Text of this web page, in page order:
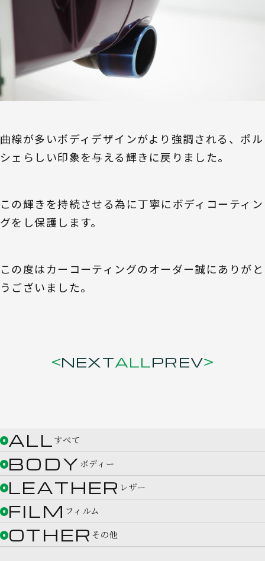
曲線が多いボディデザインがより強調される、ポル
シェらしい印象を与える輝きに戻りました。
この輝きを持続させる為に丁寧にボディコーティン
グをし保護します。
この度はカーコーティングのオーダー誠にありがと
うございました。
NEXTALLPREV
ALL すべて
BODY ボディー
LEATHER レザー
FILM フィルム
OTHER その他